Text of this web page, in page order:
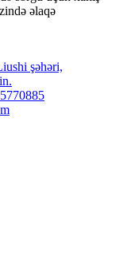
əlaqə
şəhəri,